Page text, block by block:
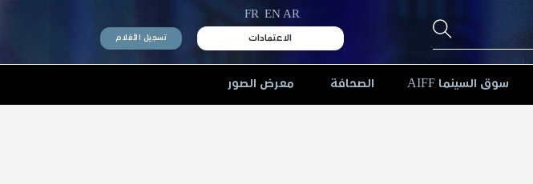
AR
EN
FR
الاعتمادات تسجيل الأفلام
سوق السينما AIFF الصحافة معرض الصور